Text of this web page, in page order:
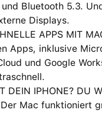
und Bluetooth 5.3.
Displays.
APPS MIT
Apps, inklusive
und Google
DEIN IPHONE? DU
Der Mac funktioniert